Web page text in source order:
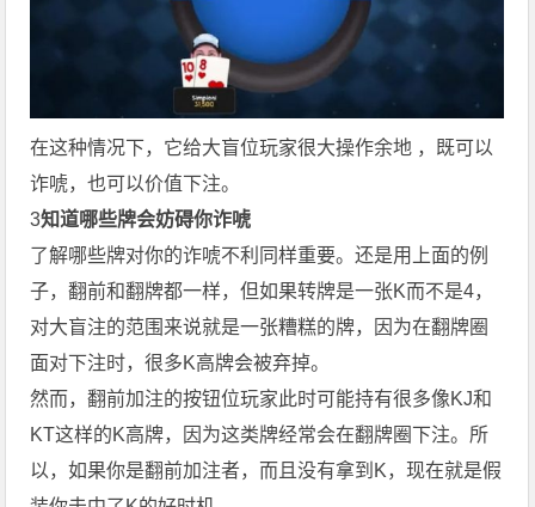
在这种情况下，它给大盲位玩家很大操作余地 ，既可以
诈唬，也可以价值下注。
3知道哪些牌会妨碍你诈唬
了解哪些牌对你的诈唬不利同样重要。还是用上面的例
子，翻前和翻牌都一样，但如果转牌是一张K而不是4，
对大盲注的范围来说就是一张糟糕的牌，因为在翻牌圈
面对下注时，很多K高牌会被弃掉。
然而，翻前加注的按钮位玩家此时可能持有很多像KJ和
KT这样的K高牌，因为这类牌经常会在翻牌圈下注。所
以，如果你是翻前加注者，而且没有拿到K，现在就是假